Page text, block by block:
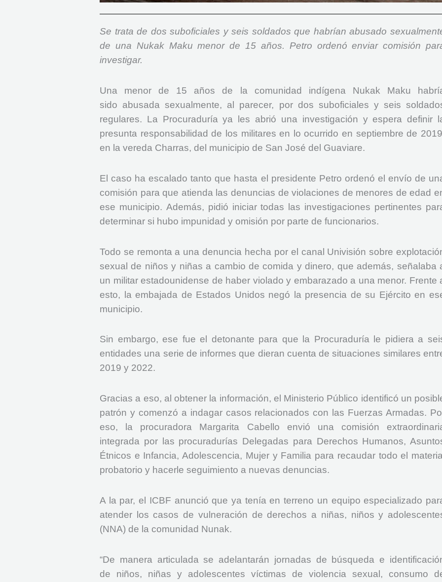
Se trata de dos suboficiales y seis soldados que habrían abusado
de una Nukak Maku menor de 15 años. Petro ordenó enviar comisión
investigar.
Una menor de 15 años de la comunidad indígena Nukak Maku
sido abusada sexualmente, al parecer, por dos suboficiales y seis
regulares. La Procuraduría ya les abrió una investigación y espera definir
presunta responsabilidad de los militares en lo ocurrido en septiembre de
en la vereda Charras, del municipio de San José del Guaviare.
El caso ha escalado tanto que hasta el presidente Petro ordenó el envío de
comisión para que atienda las denuncias de violaciones de menores de edad
ese municipio. Además, pidió iniciar todas las investigaciones pertinentes
determinar si hubo impunidad y omisión por parte de funcionarios.
Todo se remonta a una denuncia hecha por el canal Univisión sobre
sexual de niños y niñas a cambio de comida y dinero, que además, señalaba
un militar estadounidense de haber violado y embarazado a una menor. Frente
esto, la embajada de Estados Unidos negó la presencia de su Ejército en
municipio.
Sin embargo, ese fue el detonante para que la Procuraduría le pidiera a
entidades una serie de informes que dieran cuenta de situaciones similares
2019 y 2022.
Gracias a eso, al obtener la información, el Ministerio Público identificó un
patrón y comenzó a indagar casos relacionados con las Fuerzas Armadas.
eso, la procuradora Margarita Cabello envió una comisión
integrada por las procuradurías Delegadas para Derechos Humanos,
Étnicos e Infancia, Adolescencia, Mujer y Familia para recaudar todo el
probatorio y hacerle seguimiento a nuevas denuncias.
A la par, el ICBF anunció que ya tenía en terreno un equipo especializado
atender los casos de vulneración de derechos a niñas, niños y
(NNA) de la comunidad Nunak.
“De manera articulada se adelantarán jornadas de búsqueda e
de niños, niñas y adolescentes víctimas de violencia sexual, consumo